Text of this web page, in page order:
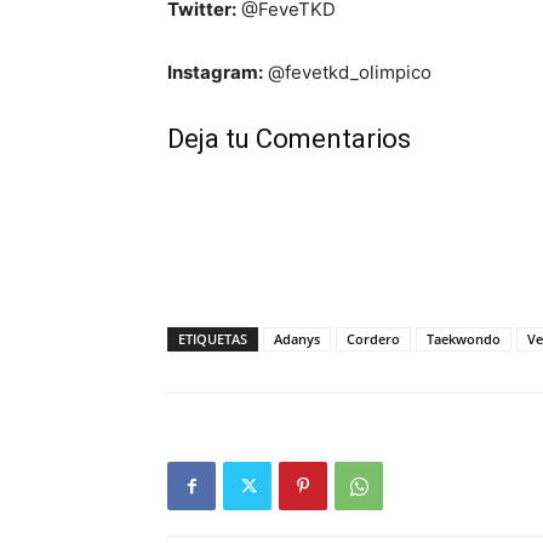
Twitter: @FeveTKD
Instagram: @fevetkd_olimpico
Deja tu Comentarios
ETIQUETAS Adanys Cordero Taekwondo